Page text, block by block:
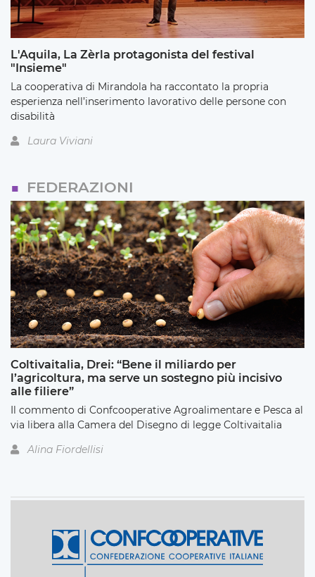
L'Aquila, La Zèrla protagonista del festival
"Insieme"
La cooperativa di Mirandola ha raccontato la propria
esperienza nell’inserimento lavorativo delle persone con
disabilità
Laura Viviani
FEDERAZIONI
Coltivaitalia, Drei: “Bene il miliardo per
l’agricoltura, ma serve un sostegno più incisivo
alle filiere”
Il commento di Confcooperative Agroalimentare e Pesca al
via libera alla Camera del Disegno di legge Coltivaitalia
Alina Fiordellisi